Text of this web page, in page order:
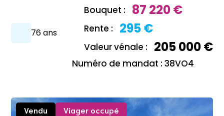
76 ans
Bouquet : 87 220 €
Rente : 295 €
Valeur vénale : 205 000 €
Numéro de mandat : 38VO4
Vendu Viager occupé